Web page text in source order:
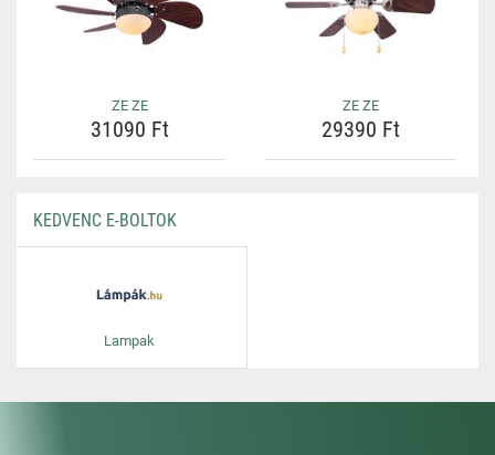
ZE ZE
31090 Ft
ZE ZE
29390 Ft
KEDVENC E-BOLTOK
Lampak